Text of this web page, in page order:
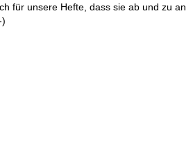
für unsere Hefte, dass sie ab und zu an